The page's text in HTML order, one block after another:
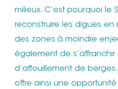
milieux. C’est pourquoi le
reconstruire les digues en
des zones à moindre
également de s’affranchir
d’affouillement de
offre ainsi une